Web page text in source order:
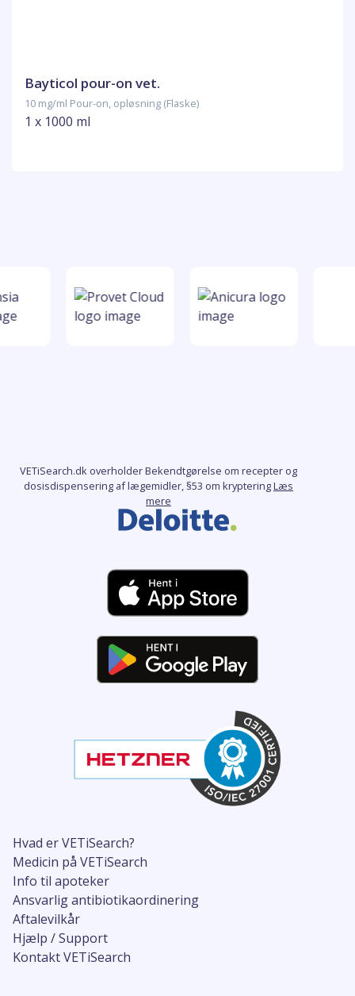
Bayticol pour-on vet.
10 mg/ml Pour-on, opløsning (Flaske)
1 x 1000 ml
Hvad er VETiSearch?
Medicin på VETiSearch
Info til apoteker
Ansvarlig antibiotikaordinering
Aftalevilkår
Hjælp / Support
Kontakt VETiSearch
VETiSearch.dk overholder Bekendtgørelse om recepter og
dosisdispensering af lægemidler, §53 om krypteringLæs
mere